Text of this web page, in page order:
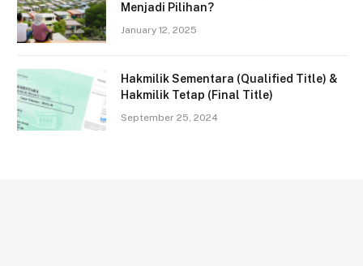
Menjadi Pilihan?
January 12, 2025
Hakmilik Sementara (Qualified Title) &
Hakmilik Tetap (Final Title)
September 25, 2024